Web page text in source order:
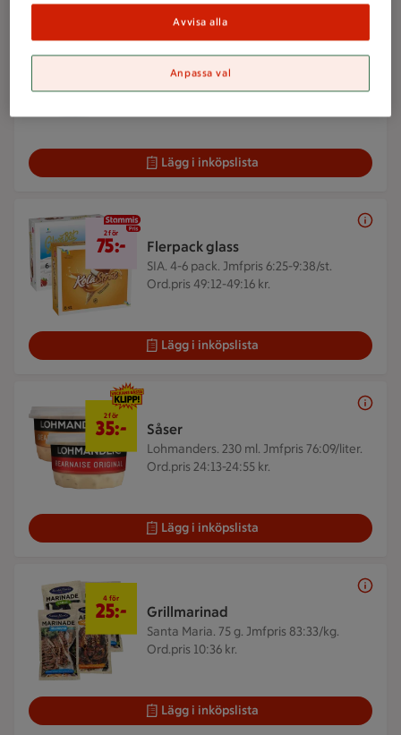
Jubileumskaka
Polarbröd. 400 g.
2 för 35 kr
35:-
Lägg i inköpslista
Flerpack glass
SIA. 4-6 pack. Jmfpris 6:25-9:38/st.
Ord.pris 49:12-49:16 kr.
2 för 75 kr
2 för
75:-
Lägg i inköpslista
Såser
Lohmanders. 230 ml. Jmfpris 76:09/liter.
Ord.pris 24:13-24:55 kr.
2 för 35 kr
2 för
35:-
Lägg i inköpslista
Grillmarinad
Santa Maria. 75 g. Jmfpris 83:33/kg.
Ord.pris 10:36 kr.
4 för 25 kr
4 för
25:-
Lägg i inköpslista
Avvisa alla
Anpassa val